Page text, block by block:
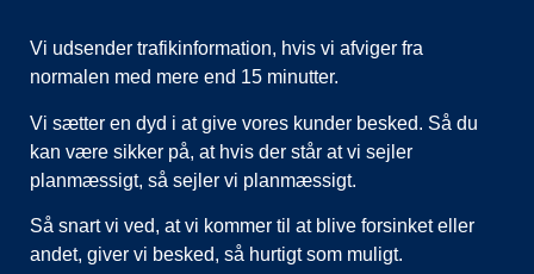
Vi udsender trafikinformation, hvis vi afviger fra
normalen med mere end 15 minutter.
Vi sætter en dyd i at give vores kunder besked. Så du
kan være sikker på, at hvis der står at vi sejler
planmæssigt, så sejler vi planmæssigt.
Så snart vi ved, at vi kommer til at blive forsinket eller
andet, giver vi besked, så hurtigt som muligt.